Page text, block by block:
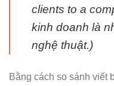
clients to a
kinh doanh là
nghệ thuật.)
Bằng cách so sánh viết